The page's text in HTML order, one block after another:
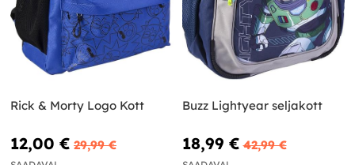
Rick & Morty Logo Kott
12,00 € 29,99 €
Buzz Lightyear seljakott
18,99 € 42,99 €